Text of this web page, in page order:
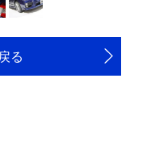
る